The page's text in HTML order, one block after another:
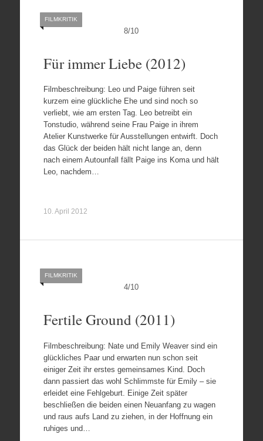
8/10
FILMKRITIK
Für immer Liebe (2012)
Filmbeschreibung: Leo und Paige führen seit
kurzem eine glückliche Ehe und sind noch so
verliebt, wie am ersten Tag. Leo betreibt ein
Tonstudio, während seine Frau Paige in ihrem
Atelier Kunstwerke für Ausstellungen entwirft. Doch
das Glück der beiden hält nicht lange an, denn
nach einem Autounfall fällt Paige ins Koma und hält
Leo, nachdem…
10. April 2012
4/10
FILMKRITIK
Fertile Ground (2011)
Filmbeschreibung: Nate und Emily Weaver sind ein
glückliches Paar und erwarten nun schon seit
einiger Zeit ihr erstes gemeinsames Kind. Doch
dann passiert das wohl Schlimmste für Emily – sie
erleidet eine Fehlgeburt. Einige Zeit später
beschließen die beiden einen Neuanfang zu wagen
und raus aufs Land zu ziehen, in der Hoffnung ein
ruhiges und…